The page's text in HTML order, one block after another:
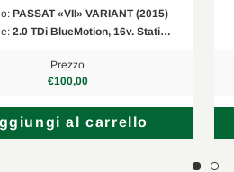
PASSAT «VII» VARIANT (2015)
2.0 TDi BlueMotion, 16v. Stati…
Prezzo
€100,00
al carrello